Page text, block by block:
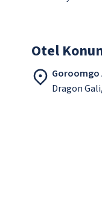
Otel
Goroomgo
Dragon